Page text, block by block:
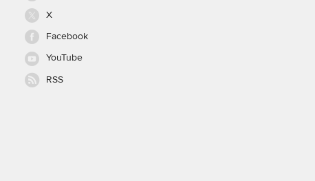
X
Facebook
YouTube
RSS